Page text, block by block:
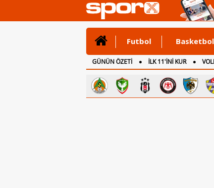
Futbol Basketbol
GÜNÜN ÖZETİ İLK 11'İNİ KUR
CANLI ANLATIM
İNGİLTERE